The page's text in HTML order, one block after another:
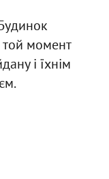
момент
і їхнім